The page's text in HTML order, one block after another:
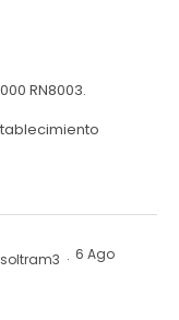
RN8003.
· 6 Ago